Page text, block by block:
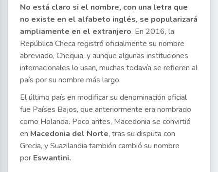
No está claro si el nombre, con una letra que
no existe en el alfabeto inglés, se popularizará
ampliamente en el extranjero. En 2016, la
República Checa registró oficialmente su nombre
abreviado, Chequia, y aunque algunas instituciones
internacionales lo usan, muchas todavía se refieren al
país por su nombre más largo.
El último país en modificar su denominación oficial
fue Países Bajos, que anteriormente era nombrado
como Holanda. Poco antes, Macedonia se convirtió
en Macedonia del Norte, tras su disputa con
Grecia, y Suazilandia también cambió su nombre
por Eswantini.